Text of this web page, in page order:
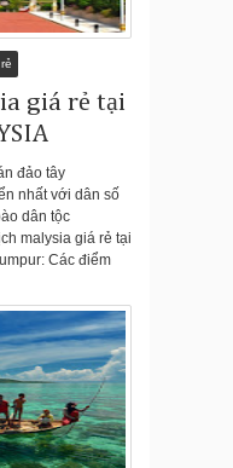
giá rẻ tại
đảo tây
nhất với dân số
dân tộc
malysia giá rẻ tại
Các điểm